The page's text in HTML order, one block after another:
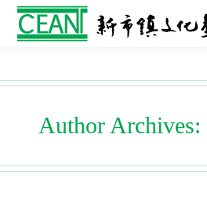
Author Archives: